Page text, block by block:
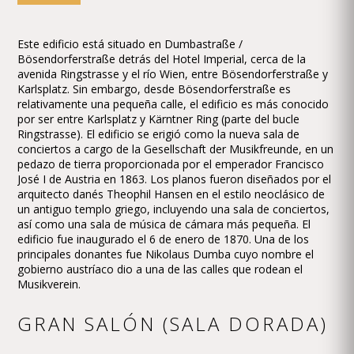
Este edificio está situado en Dumbastraße /
Bösendorferstraße detrás del Hotel Imperial, cerca de la
avenida Ringstrasse y el río Wien, entre Bösendorferstraße y
Karlsplatz. Sin embargo, desde Bösendorferstraße es
relativamente una pequeña calle, el edificio es más conocido
por ser entre Karlsplatz y Kärntner Ring (parte del bucle
Ringstrasse). El edificio se erigió como la nueva sala de
conciertos a cargo de la Gesellschaft der Musikfreunde, en un
pedazo de tierra proporcionada por el emperador Francisco
José I de Austria en 1863. Los planos fueron diseñados por el
arquitecto danés Theophil Hansen en el estilo neoclásico de
un antiguo templo griego, incluyendo una sala de conciertos,
así como una sala de música de cámara más pequeña. El
edificio fue inaugurado el 6 de enero de 1870. Una de los
principales donantes fue Nikolaus Dumba cuyo nombre el
gobierno austríaco dio a una de las calles que rodean el
Musikverein.
GRAN SALÓN (SALA DORADA)